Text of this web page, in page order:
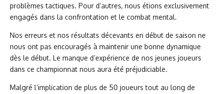
problèmes tactiques. Pour d’autres, nous étions exclusivement
engagés dans la confrontation et le combat mental.
Nos erreurs et nos résultats décevants en début de saison ne
nous ont pas encouragés à maintenir une bonne dynamique
dès le début. Le manque d’expérience de nos jeunes joueurs
dans ce championnat nous aura été préjudiciable.
Malgré l’implication de plus de 50 joueurs tout au long de